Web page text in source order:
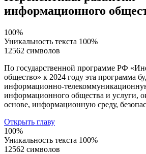
информационного
100%
Уникальность текста 100%
12562 символов
По государственной программе РФ
общество» к 2024 году эта программа
информационно-
информационного общества и услуги,
основе, информационную среду,
Открыть главу
100%
Уникальность текста 100%
12562 символов